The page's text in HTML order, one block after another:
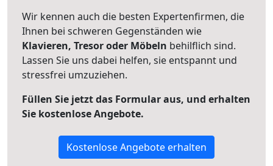
Wir kennen auch die besten Expertenfirmen, die
Ihnen bei schweren Gegenständen wie
Klavieren, Tresor oder Möbeln behilflich sind.
Lassen Sie uns dabei helfen, sie entspannt und
stressfrei umzuziehen.
Füllen Sie jetzt das Formular aus, und erhalten
Sie kostenlose Angebote.
Kostenlose Angebote erhalten